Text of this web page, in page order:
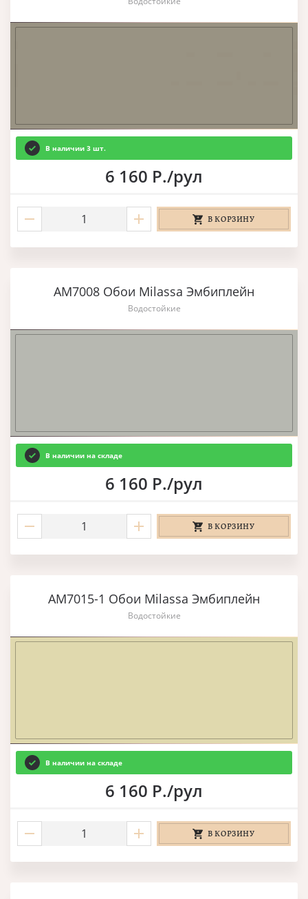
В наличии 3 шт.
6 160 Р./рул
В КОРЗИНУ
AM7008 Обои Milassa Эмбиплейн
Водостойкие
В наличии на складе
6 160 Р./рул
В КОРЗИНУ
AM7015-1 Обои Milassa Эмбиплейн
Водостойкие
В наличии на складе
6 160 Р./рул
В КОРЗИНУ